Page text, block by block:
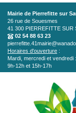
Aller au contenu principal
Mairie de Pierrefitte sur
26 rue de Souesmes
41 300 PIERREFITTE SUR
02 54 88 63 23
Horaires d'ouverture :
Mardi, mercredi et vendredi :
9h-12h et 15h-17h